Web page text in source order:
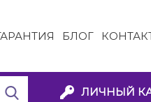
БЛОГ
ЛИЧНЫЙ